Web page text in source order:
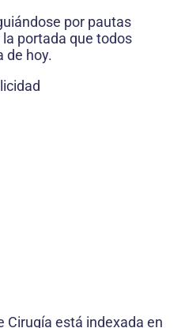
por pautas
portada que todos
de hoy.
Cirugía está indexada en